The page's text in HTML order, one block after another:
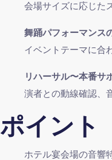
会場サイズに応じた
舞踊パフォーマンス
イベントテーマに合
リハーサル〜本番サ
演者との動線確認、
ポイント
ホテル宴会場の音響